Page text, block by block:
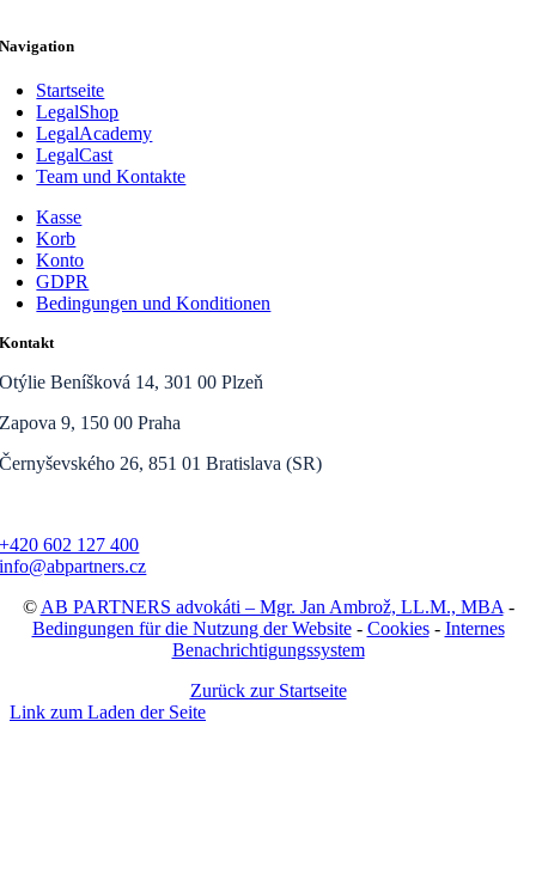
Navigation
Startseite
LegalShop
LegalAcademy
LegalCast
Team und Kontakte
Kasse
Korb
Konto
GDPR
Bedingungen und Konditionen
Kontakt
Otýlie Beníšková 14, 301 00 Plzeň
Zapova 9, 150 00 Praha
Černyševského 26, 851 01 Bratislava (SR)
+420 602 127 400
info@abpartners.cz
© AB PARTNERS advokáti – Mgr. Jan Ambrož, LL.M., MBA -
Bedingungen für die Nutzung der Website- Cookies- Internes
Benachrichtigungssystem
Zurück zur Startseite
Link zum Laden der Seite